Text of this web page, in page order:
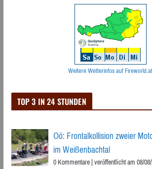
Weitere Wetterinfos auf Fireworld.at
TOP 3 IN 24 STUNDEN
Oö: Frontalkollision zweier
im Weißenbachtal
0 Kommentare|veröffentlicht am 08/